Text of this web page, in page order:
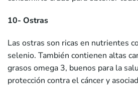
10- Ostras
Las ostras son ricas en nutrientes
selenio. También contienen altas
grasos omega 3, buenos para la
protección contra el cáncer y